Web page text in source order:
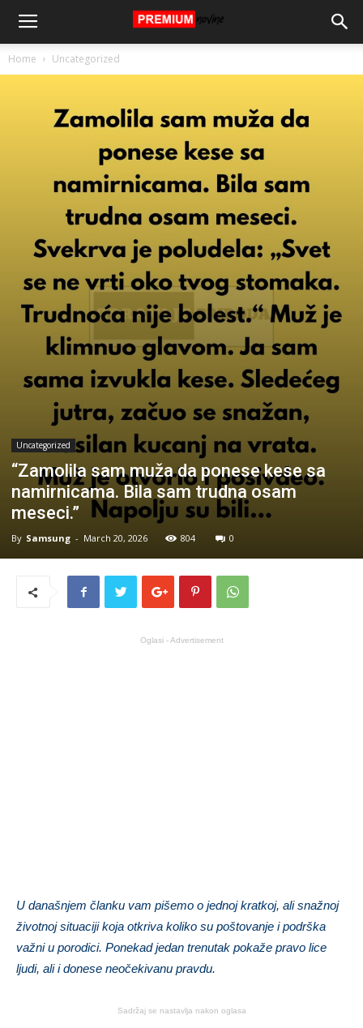
Home Uncategorized
Uncategorized
“Zamolila sam muža da ponese kese sa
namirnicama. Bila sam trudna osam
meseci.”
By Samsung - March 20, 2026 804 0
Oglasi - Advertisement
U današnjem članku vam pišemo o jednoj kratkoj, ali snažnoj
životnoj situaciji koja otkriva koliko su poštovanje i podrška
važni u porodici. Ponekad jedan trenutak pokaže pravo lice
ljudi, ali i donese neočekivanu pravdu.
Sadržaj se nastavlja nakon oglasa